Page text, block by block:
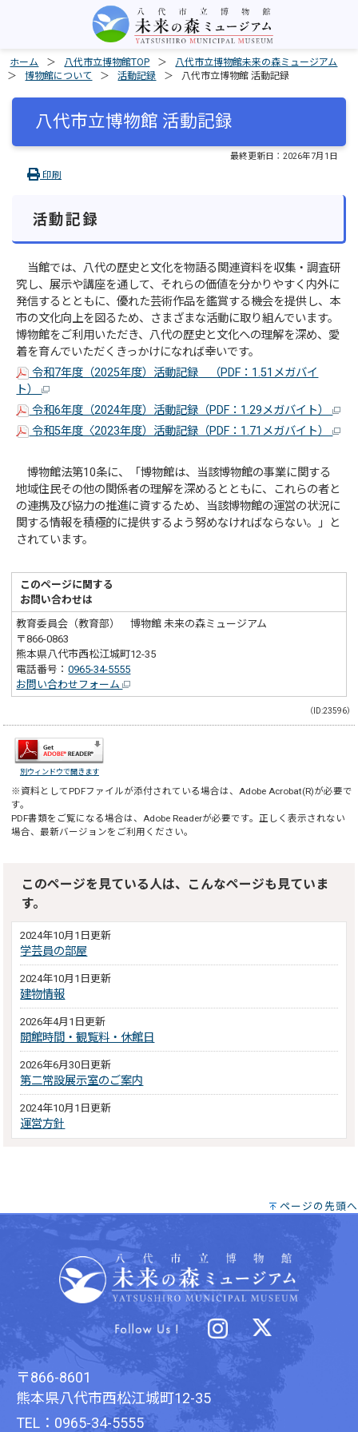
ホーム 八代市立博物館TOP
八代市立博物館未来の森ミュージアム
博物館について
活動記録 八代市立博物館 活動記録
八代市立博物館 活動記録
最終更新日： 2026年7月1日
印刷
活動記録
当館では、八代の歴史と文化を物語る関連資料を収集・調査研
究し、展示や講座を通して、それらの価値を分かりやすく内外に
発信するとともに、優れた芸術作品を鑑賞する機会を提供し、本
市の文化向上を図るため、さまざまな活動に取り組んでいます。
博物館をご利用いただき、八代の歴史と文化への理解を深め、愛
着を育んでいただくきっかけになれば幸いです。
令和7年度（2025年度）活動記録 （PDF：1.51メガバイ
ト）
令和6年度（2024年度）活動記録（PDF：1.29メガバイト）
令和5年度〈2023年度）活動記録（PDF：1.71メガバイト）
博物館法第10条に、「博物館は、当該博物館の事業に関する
地域住民その他の関係者の理解を深めるとともに、これらの者と
の連携及び協力の推進に資するため、当該博物館の運営の状況に
関する情報を積極的に提供するよう努めなければならない。」と
されています。
このページに関する
お問い合わせは
教育委員会（教育部） 博物館 未来の森ミュージアム
〒866-0863
熊本県八代市西松江城町12-35
電話番号：0965-34-5555
お問い合わせフォーム
（ID:23596）
別ウィンドウで開きます
※資料としてPDFファイルが添付されている場合は、 Adobe Acrobat(R)が必要で
す。
PDF書類をご覧になる場合は、 Adobe Readerが必要です。正しく表示されない
場合、最新バージョンをご利用ください。
このページを見ている人は、こんなページも見ていま
す。
2024年10月1日更新
学芸員の部屋
2024年10月1日更新
建物情報
2026年4月1日更新
開館時間・観覧料・休館日
2026年6月30日更新
第二常設展示室のご案内
2024年10月1日更新
運営方針
ページの先頭へ
〒866-8601
熊本県八代市西松江城町12-35
TEL：0965-34-5555